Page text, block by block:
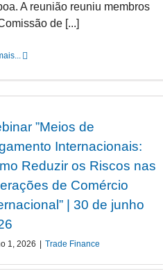
A reunião reuniu membros
de [...]
”Meios de
Internacionais:
Reduzir os Riscos nas
de Comércio
| 30 de junho
1, 2026 Trade Finance